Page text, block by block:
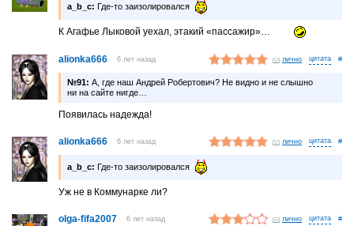
a_b_c: Где-то заизолировался
К Агафье Лыковой уехал, этакий «пассажир»…
alionka666 6 лет назад лично #
№91: А, где наш Андрей Робертович? Не видно и не слышно
ни на сайте нигде…
Появилась надежда!
alionka666 6 лет назад лично #
a_b_c: Где-то заизолировался
Уж не в Коммунарке ли?
olga-fifa2007 6 лет назад лично #